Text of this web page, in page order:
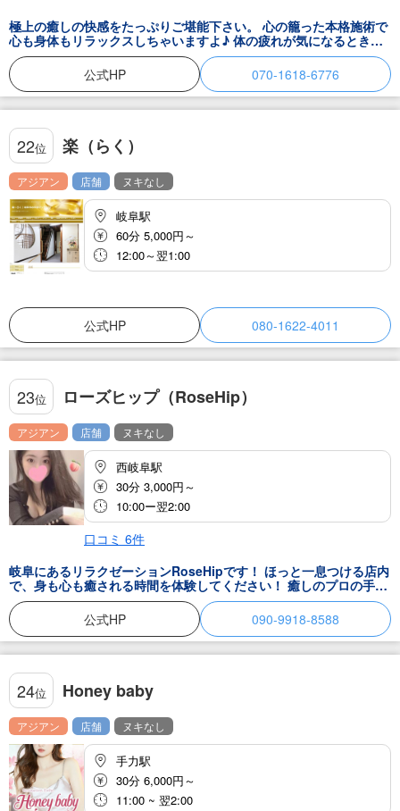
極上の癒しの快感をたっぷりご堪能下さい。 心の籠った本格施術で
心も身体もリラックスしちゃいますよ♪ 体の疲れが気になるときは
ぜひ一度当店へお越しくださいませ♪ 皆様のご来店を心よりお待ち
しています♪
公式HP 070-1618-6776
22位 楽（らく）
アジアン 店舗 ヌキなし
岐阜駅
60分 5,000円～
12:00～翌1:00
公式HP 080-1622-4011
23位 ローズヒップ（RoseHip）
アジアン 店舗 ヌキなし
西岐阜駅
30分 3,000円～
10:00ー翌2:00
口コミ 6件
岐阜にあるリラクゼーションRoseHipです！ ほっと一息つける店内
で、身も心も癒される時間を体験してください！ 癒しのプロの手に
よって、虜になること間違いなし♪ 明日が辛いなぁと感じている方
は、是非当店へお越しください♪ 皆さまにぜひ足を運んでいただけ
ることを、楽しみにしております。
公式HP 090-9918-8588
24位 Honey baby
アジアン 店舗 ヌキなし
手力駅
30分 6,000円～
11:00 ~ 翌2:00